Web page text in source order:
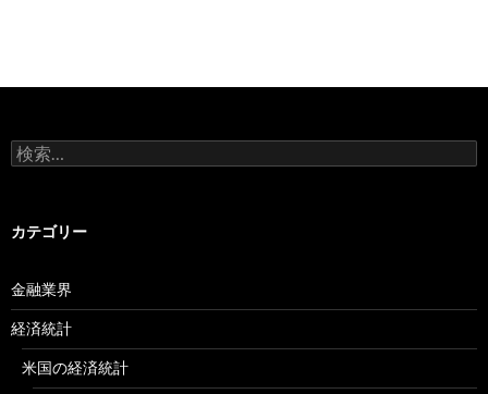
検
索:
カテゴリー
金融業界
経済統計
米国の経済統計